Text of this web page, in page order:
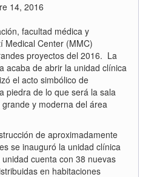
14, 2016
facultad médica y
Medical Center (MMC)
proyectos del 2016. La
acaba de abrir la unidad clínica
el acto simbólico de
piedra de lo que será la sala
y moderna del área
de aproximadamente
se inauguró la unidad clínica
cuenta con 38 nuevas
en habitaciones